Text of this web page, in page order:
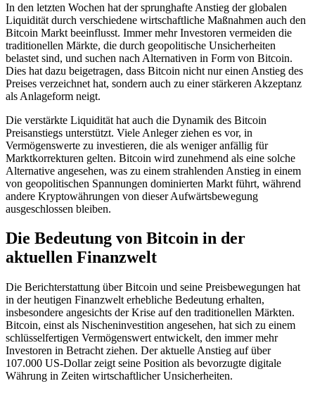
In den letzten Wochen hat der sprunghafte Anstieg der globalen
Liquidität durch verschiedene wirtschaftliche Maßnahmen auch den
Bitcoin Markt beeinflusst. Immer mehr Investoren vermeiden die
traditionellen Märkte, die durch geopolitische Unsicherheiten
belastet sind, und suchen nach Alternativen in Form von Bitcoin.
Dies hat dazu beigetragen, dass Bitcoin nicht nur einen Anstieg des
Preises verzeichnet hat, sondern auch zu einer stärkeren Akzeptanz
als Anlageform neigt.
Die verstärkte Liquidität hat auch die Dynamik des Bitcoin
Preisanstiegs unterstützt. Viele Anleger ziehen es vor, in
Vermögenswerte zu investieren, die als weniger anfällig für
Marktkorrekturen gelten. Bitcoin wird zunehmend als eine solche
Alternative angesehen, was zu einem strahlenden Anstieg in einem
von geopolitischen Spannungen dominierten Markt führt, während
andere Kryptowährungen von dieser Aufwärtsbewegung
ausgeschlossen bleiben.
Die Bedeutung von Bitcoin in der
aktuellen Finanzwelt
Die Berichterstattung über Bitcoin und seine Preisbewegungen hat
in der heutigen Finanzwelt erhebliche Bedeutung erhalten,
insbesondere angesichts der Krise auf den traditionellen Märkten.
Bitcoin, einst als Nischeninvestition angesehen, hat sich zu einem
schlüsselfertigen Vermögenswert entwickelt, den immer mehr
Investoren in Betracht ziehen. Der aktuelle Anstieg auf über
107.000 US-Dollar zeigt seine Position als bevorzugte digitale
Währung in Zeiten wirtschaftlicher Unsicherheiten.